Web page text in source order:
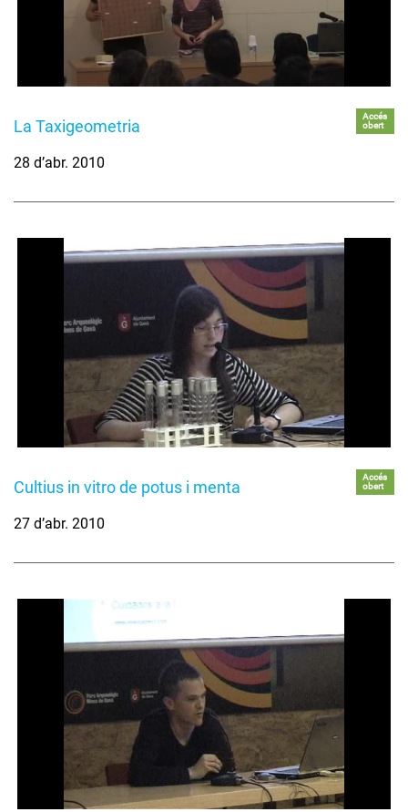
La Taxigeometria
Accés
obert
28 d’abr. 2010
Cultius in vitro de potus i menta
Accés
obert
27 d’abr. 2010